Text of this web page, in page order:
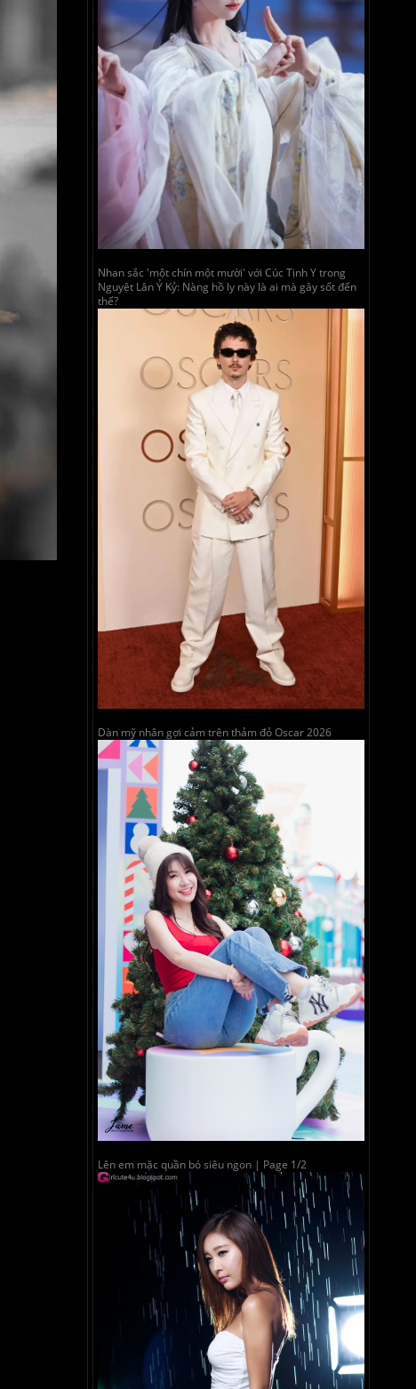
Nhan sắc 'một chín một mười' với Cúc Tịnh Y trong
Nguyệt Lân Ỷ Kỷ: Nàng hồ ly này là ai mà gây sốt đến
thế?
Dàn mỹ nhân gợi cảm trên thảm đỏ Oscar 2026
Lên em mặc quần bó siêu ngon | Page 1/2